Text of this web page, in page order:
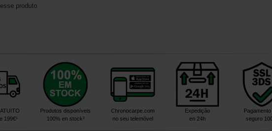
produto
199€¹
Produtos disponíveis
100% en stock³
Chronocarpe.com
no seu telemóvel
Expedição
en 24h
seguro